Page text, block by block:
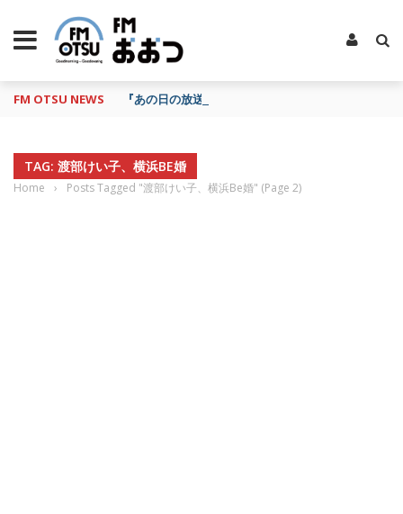
FM OTSU NEWS 『あの日の放送、もう一度聴きたいな…』にお応え
TAG: 渡部けい子、横浜BE婚
Home › Posts Tagged "渡部けい子、横浜Be婚" (Page 2)